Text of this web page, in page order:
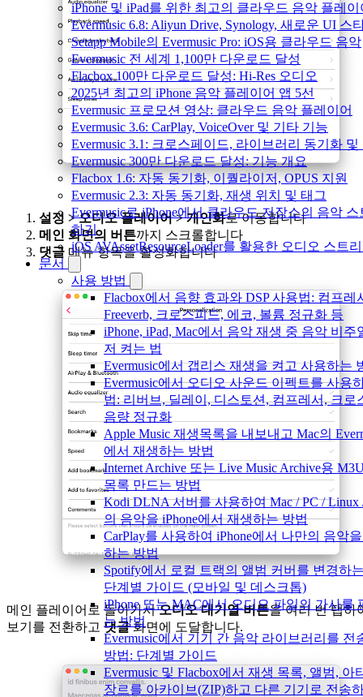
iPhone 및 iPad를 위한 최고의 클라우드 음악 플레이
Evermusic 6.8: Aliyun Drive, Synology, 새로운 UI 스
Setapp Mobile의 Evermusic Pro: iOS용 클라우드 음악
Evermusic 전 세계 1,100만 다운로드 달성
Flacbox 100만 다운로드 달성: Hi-Res 오디오
2025년 최고의 iPhone 음악 플레이어 앱 5선
Evermusic 프로모션 영상: 클라우드 음악 플레이어
Evermusic 3.6: CarPlay, VoiceOver 및 기타 기능
Evermusic 3.1: 크로스페이드, 라이브러리 동기화 및
Evermusic 300만 다운로드 달성: 기능 개요
Flacbox 1.6: 자동 동기화, 이퀄라이저, OPUS 지원
Evermusic 2.3: 자동 동기화, 재생 위치 및 태그
Evermusic로 iPhone에서 클라우드 저장소의 음악
하기
iOS AVAssetResourceLoader를 활용한 오디오 스트
문서
사용 방법
Flacbox에서 음향 효과와 DSP 사용법: 컴프레
Freeverb, 크로스피드, 에코, 볼륨 정규화 등
iPhone, iPad, Mac에서 음악 재생 중 음악 비주
저 켜는 법
Evermusic에서 갭리스 재생을 켜고 사용하는
Evermusic에서 오디오 사운드 이펙트를 사용
법: 리버브, 딜레이, 디스토션, 컴프레서, 크로
음량 정규화
Apple Music 재생목록을 내보내고 Mac의
에서 재생하는 방법
Internet Archive 또는 Live Music Archive용
목록 만드는 방법
Kodi DLNA 서버를 사용하여 Mac / PC / Linux
의 음악을 iPhone에서 재생하는 방법
CarPlay를 사용하여 iPhone에서 나만의 음악
하는 방법
Spotify에서 로컬 트랙의 앨범 커버를 변경하
단계별 가이드 (모바일 및 데스크톱)
iPhone 또는 MAC에서 오디오 파일의 가사를
는 방법
Evermusic에서 기기 간 음악 라이브러리를 전
방법: 단계별 가이드
Evermusic 및 Flacbox에서 재생 목록, 앨범, 아
장르를 아카이브(ZIP)하고 다른 기기로 전송
설정 > 오디오 플레이어 > 개인화로 이동합니다
메인 화면의 버튼까지 스크롤합니다
댓글 메뉴 항목을 활성화합니다
메인 플레이어로 돌아가서오디오 대기열 버튼을 여러 번 탭하
보기를 전환하고 댓글화면에 도달합니다.